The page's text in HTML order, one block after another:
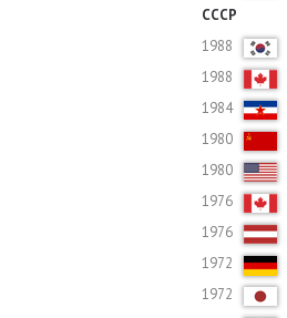
СССР
1988
1988
1984
1980
1980
1976
1976
1972
1972